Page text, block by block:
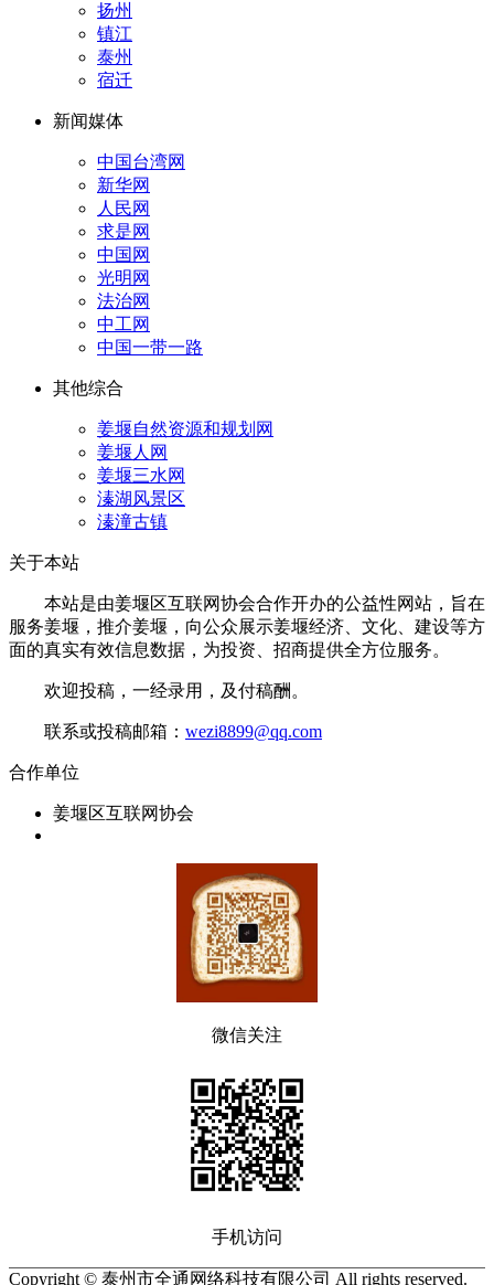
扬州
镇江
泰州
宿迁
新闻媒体
中国台湾网
新华网
人民网
求是网
中国网
光明网
法治网
中工网
中国一带一路
其他综合
姜堰自然资源和规划网
姜堰人网
姜堰三水网
溱湖风景区
溱潼古镇
关于本站
本站是由姜堰区互联网协会合作开办的公益性网站，旨在
服务姜堰，推介姜堰，向公众展示姜堰经济、文化、建设等方
面的真实有效信息数据，为投资、招商提供全方位服务。
欢迎投稿，一经录用，及付稿酬。
联系或投稿邮箱： wezi8899@qq.com
合作单位
姜堰区互联网协会
微信关注
手机访问
Copyright © 泰州市全通网络科技有限公司 All rights reserved.